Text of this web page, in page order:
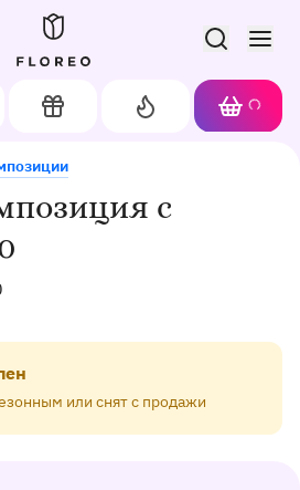
в Орле
Подарки
Акции
Корзина
с
или снят с продажи
940